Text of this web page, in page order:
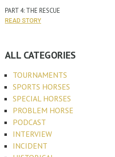
PART 4: THE RESCUE
READ STORY
ALL CATEGORIES
TOURNAMENTS
SPORTS HORSES
SPECIAL HORSES
PROBLEM HORSE
PODCAST
INTERVIEW
INCIDENT